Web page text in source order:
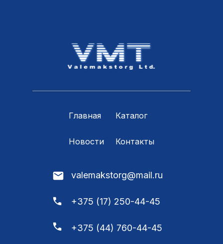
Главная Каталог
Новости Контакты
valemakstorg@mail.ru
+375 (17) 250-44-45
+375 (44) 760-44-45